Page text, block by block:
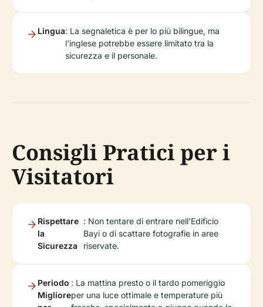
Lingua: La segnaletica è per lo più bilingue, ma
l'inglese potrebbe essere limitato tra la
sicurezza e il personale.
Consigli Pratici per i
Visitatori
Rispettare
la
Sicurezza
: Non tentare di entrare nell'Edificio
Bayi o di scattare fotografie in aree
riservate.
Periodo
Migliore
: La mattina presto o il tardo pomeriggio
per una luce ottimale e temperature più